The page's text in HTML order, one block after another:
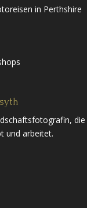
in Perthshire
die
und arbeitet.